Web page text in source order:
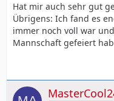
Hat mir auch sehr gut
Übrigens: Ich fand es
immer noch voll war
Mannschaft gefeiert